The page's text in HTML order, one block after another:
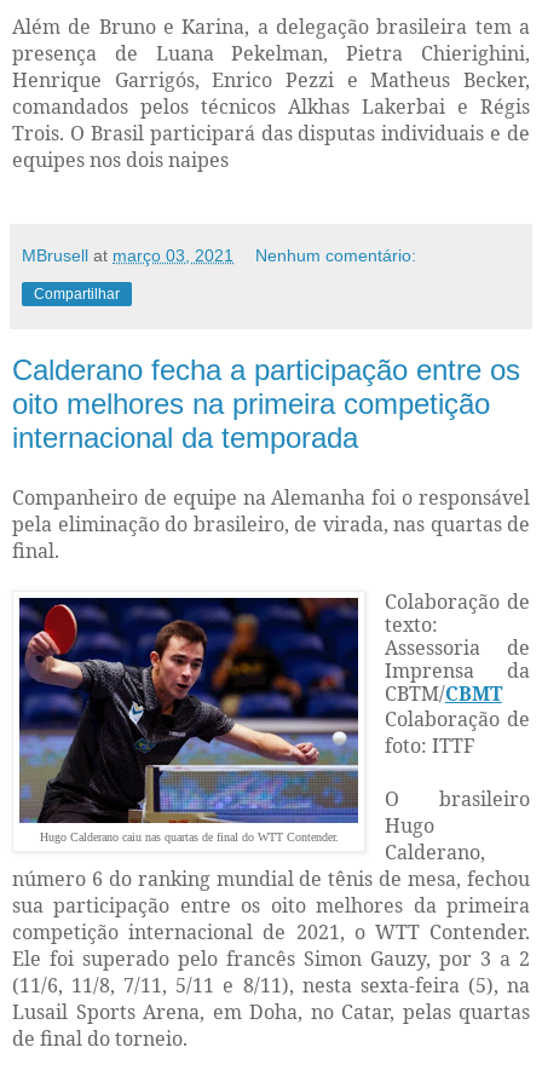
Além de Bruno e Karina, a delegação brasileira tem a
presença de Luana Pekelman, Pietra Chierighini,
Henrique Garrigós, Enrico Pezzi e Matheus Becker,
comandados pelos técnicos Alkhas Lakerbai e Régis
Trois. O Brasil participará das disputas individuais e de
equipes nos dois naipes
MBrusell at março 03, 2021 Nenhum comentário:
Compartilhar
Calderano fecha a participação entre os
oito melhores na primeira competição
internacional da temporada
Companheiro de equipe na Alemanha foi o responsável
pela eliminação do brasileiro, de virada, nas quartas de
final.
Hugo Calderano caiu nas quartas de final do WTT Contender.
Colaboração de
texto:
Assessoria de
Imprensa da
CBTM/CBMT
Colaboração de
foto: ITTF
O brasileiro
Hugo
Calderano,
número 6 do ranking mundial de tênis de mesa, fechou
sua participação entre os oito melhores da primeira
competição internacional de 2021, o WTT Contender.
Ele foi superado pelo francês Simon Gauzy, por 3 a 2
(11/6, 11/8, 7/11, 5/11 e 8/11), nesta sexta-feira (5), na
Lusail Sports Arena, em Doha, no Catar, pelas quartas
de final do torneio.